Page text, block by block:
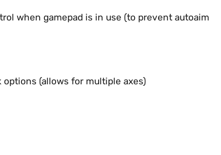
when gamepad is in use (to prevent autoaim
options (allows for multiple axes)